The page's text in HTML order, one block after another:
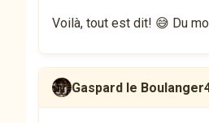
Voilà, tout est dit! 😅 Du
Gaspard le